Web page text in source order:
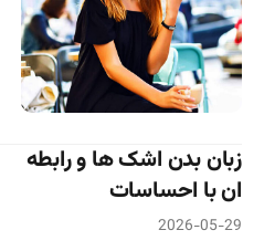
زبان بدن اشک ها و رابطه
ان با احساسات
2026-05-29